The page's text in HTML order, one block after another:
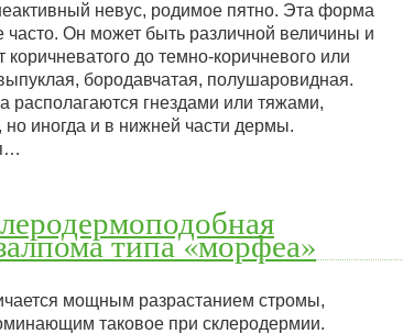
невус, родимое пятно. Эта форма
часто. Он может быть различной величины и
до темно-коричневого или
бородавчатая, полушаровидная.
располагаются гнездами или тяжами,
иногда и в нижней части дермы.
типа «морфеа»
мощным разрастанием стромы,
таковое при склеродермии.